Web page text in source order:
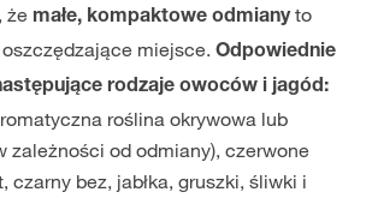
że małe, kompaktowe odmianyto
miejsce. Odpowiednie
rodzaje owoców i jagód:
roślina okrywowa lub
zależności od odmiany), czerwone
czarny bez, jabłka, gruszki, śliwki i